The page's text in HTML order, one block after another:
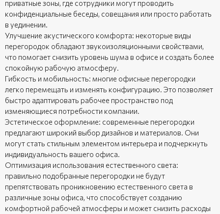
приватные зоны, где сотрудники могут проводить
конфиденциальные беседы, совещания или просто работать
в уединении.
Улучшение акустического комфорта: некоторые виды
перегородок обладают звукоизоляционными свойствами,
что помогает снизить уровень шума в офисе и создать более
спокойную рабочую атмосферу.
Гибкость и мобильность: многие офисные перегородки
легко перемещать и изменять конфигурацию. Это позволяет
быстро адаптировать рабочее пространство под
изменяющиеся потребности компании.
Эстетическое оформление: современные перегородки
предлагают широкий выбор дизайнов и материалов. Они
могут стать стильным элементом интерьера и подчеркнуть
индивидуальность вашего офиса.
Оптимизация использования естественного света:
правильно подобранные перегородки не будут
препятствовать проникновению естественного света в
различные зоны офиса, что способствует созданию
комфортной рабочей атмосферы и может снизить расходы